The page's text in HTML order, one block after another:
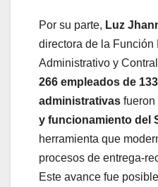
Por su parte, Luz
directora de la
Administrativo y
266 empleados de
administrativas fueron
y funcionamiento del
herramienta que
procesos de entrega-
Este avance fue